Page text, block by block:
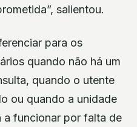
salientou.
para os
quando não há um
quando o utente
ou quando a unidade
a funcionar por falta de